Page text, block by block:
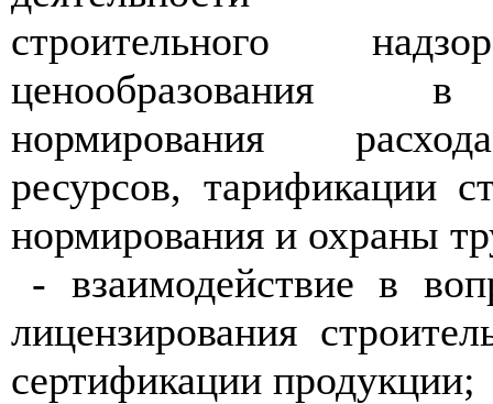
строительного
ценообразования в
нормирования
ресурсов, тарификации
нормирования и охраны
- взаимодействие в
лицензирования
сертификации продукции;